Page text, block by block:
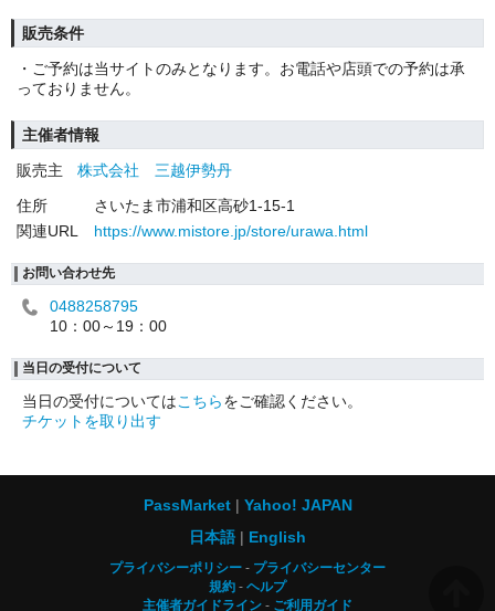
販売条件
・ご予約は当サイトのみとなります。お電話や店頭での予約は承
っておりません。
主催者情報
販売主
株式会社 三越伊勢丹
住所
さいたま市浦和区高砂1-15-1
関連URL
https://www.mistore.jp/store/urawa.html
お問い合わせ先
0488258795
10：00～19：00
当日の受付について
当日の受付についてはこちらをご確認ください。
チケットを取り出す
PassMarket
Yahoo! JAPAN
日本語
English
プライバシーポリシー
プライバシーセンター
規約
ヘルプ
主催者ガイドライン
ご利用ガイド